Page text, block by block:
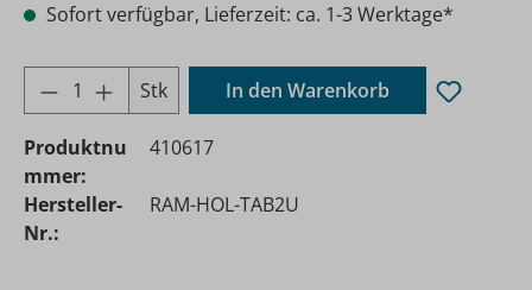
Sofort verfügbar, Lieferzeit: ca. 1-3 Werktage*
Produkt Anzahl: Gib den gewünschten
Stk In den Warenkorb
Produktnu
mmer:
410617
Hersteller-
Nr.:
RAM-HOL-TAB2U